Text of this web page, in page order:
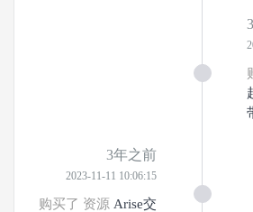
3年之前
2023-11-11 10:06:15
购买了 资源 Arise交